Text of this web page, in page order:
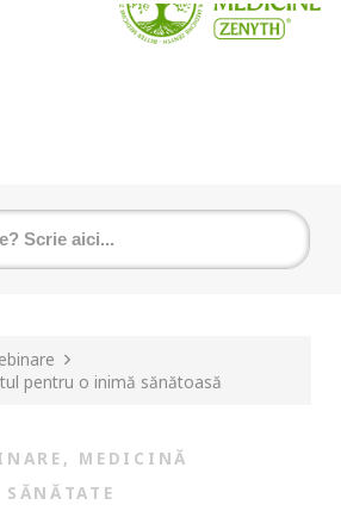
pentru o inimă sănătoasă
, MEDICINĂ
SĂNĂTATE